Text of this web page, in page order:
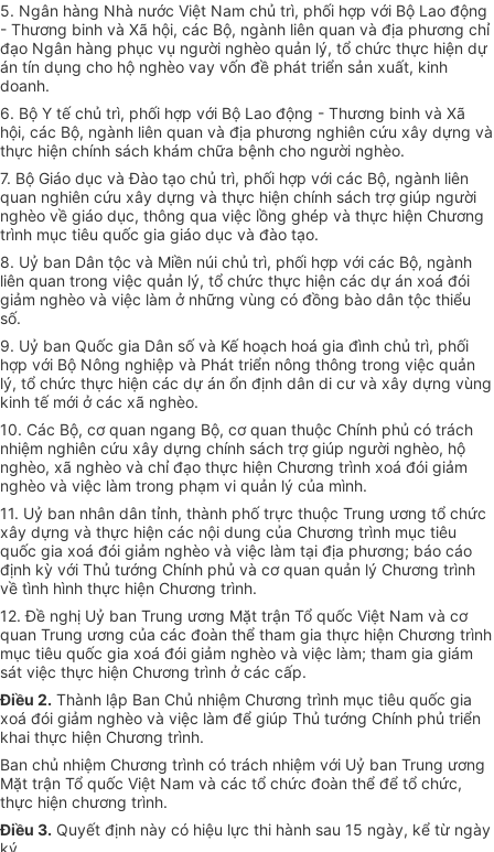
5. Ngân hàng Nhà nước Việt Nam chủ trì, phối hợp với Bộ Lao động
- Thương binh và Xã hội, các Bộ, ngành liên quan và địa phương chỉ
đạo Ngân hàng phục vụ người nghèo quản lý, tổ chức thực hiện dự
án tín dụng cho hộ nghèo vay vốn đề phát triển sản xuất, kinh
doanh.
6. Bộ Y tế chủ trì, phối hợp với Bộ Lao động - Thương binh và Xã
hội, các Bộ, ngành liên quan và địa phương nghiên cứu xây dựng và
thực hiện chính sách khám chữa bệnh cho người nghèo.
7. Bộ Giáo dục và Đào tạo chủ trì, phối hợp với các Bộ, ngành liên
quan nghiên cứu xây dựng và thực hiện chính sách trợ giúp người
nghèo về giáo dục, thông qua việc lồng ghép và thực hiện Chương
trình mục tiêu quốc gia giáo dục và đào tạo.
8. Uỷ ban Dân tộc và Miền núi chủ trì, phối hợp với các Bộ, ngành
liên quan trong việc quản lý, tổ chức thực hiện các dự án xoá đói
giảm nghèo và việc làm ở những vùng có đồng bào dân tộc thiểu
số.
9. Uỷ ban Quốc gia Dân số và Kế hoạch hoá gia đình chủ trì, phối
hợp với Bộ Nông nghiệp và Phát triển nông thông trong việc quản
lý, tổ chức thực hiện các dự án ổn định dân di cư và xây dựng vùng
kinh tế mới ở các xã nghèo.
10. Các Bộ, cơ quan ngang Bộ, cơ quan thuộc Chính phủ có trách
nhiệm nghiên cứu xây dựng chính sách trợ giúp người nghèo, hộ
nghèo, xã nghèo và chỉ đạo thực hiện Chương trình xoá đói giảm
nghèo và việc làm trong phạm vi quản lý của mình.
11. Uỷ ban nhân dân tỉnh, thành phố trực thuộc Trung ương tổ chức
xây dựng và thực hiện các nội dung của Chương trình mục tiêu
quốc gia xoá đói giảm nghèo và việc làm tại địa phương; báo cáo
định kỳ với Thủ tướng Chính phủ và cơ quan quản lý Chương trình
về tình hình thực hiện Chương trình.
12. Đề nghị Uỷ ban Trung ương Mặt trận Tổ quốc Việt Nam và cơ
quan Trung ương của các đoàn thể tham gia thực hiện Chương trình
mục tiêu quốc gia xoá đói giảm nghèo và việc làm; tham gia giám
sát việc thực hiện Chương trình ở các cấp.
Điều 2. Thành lập Ban Chủ nhiệm Chương trình mục tiêu quốc gia
xoá đói giảm nghèo và việc làm để giúp Thủ tướng Chính phủ triển
khai thực hiện Chương trình.
Ban chủ nhiệm Chương trình có trách nhiệm với Uỷ ban Trung ương
Mặt trận Tổ quốc Việt Nam và các tổ chức đoàn thể để tổ chức,
thực hiện chương trình.
Điều 3. Quyết định này có hiệu lực thi hành sau 15 ngày, kể từ ngày
ký.